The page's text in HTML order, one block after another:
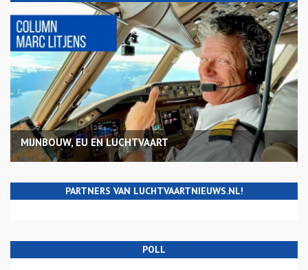
MIJNBOUW, EU EN LUCHTVAART
PARTNERS VAN LUCHTVAARTNIEUWS.NL!
POLL